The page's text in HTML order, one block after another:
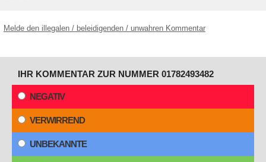
Melde den illegalen / beleidigenden / unwahren Kommentar
IHR KOMMENTAR ZUR NUMMER 01782493482
NEGATIV
VERWIRREND
UNBEKANNTE